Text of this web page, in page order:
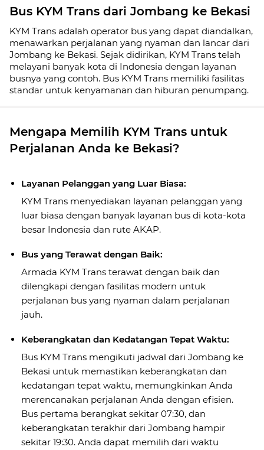
Bus KYM Trans dari Jombang ke Bekasi
KYM Trans adalah operator bus yang dapat diandalkan,
menawarkan perjalanan yang nyaman dan lancar dari
Jombang ke Bekasi. Sejak didirikan, KYM Trans telah
melayani banyak kota di Indonesia dengan layanan
busnya yang contoh. Bus KYM Trans memiliki fasilitas
standar untuk kenyamanan dan hiburan penumpang.
Mengapa Memilih KYM Trans untuk
Perjalanan Anda ke Bekasi?
Layanan Pelanggan yang Luar Biasa:
KYM Trans menyediakan layanan pelanggan yang
luar biasa dengan banyak layanan bus di kota-kota
besar Indonesia dan rute AKAP.
Bus yang Terawat dengan Baik:
Armada KYM Trans terawat dengan baik dan
dilengkapi dengan fasilitas modern untuk
perjalanan bus yang nyaman dalam perjalanan
jauh.
Keberangkatan dan Kedatangan Tepat Waktu:
Bus KYM Trans mengikuti jadwal dari Jombang ke
Bekasi untuk memastikan keberangkatan dan
kedatangan tepat waktu, memungkinkan Anda
merencanakan perjalanan Anda dengan efisien.
Bus pertama berangkat sekitar 07:30, dan
keberangkatan terakhir dari Jombang hampir
sekitar 19:30. Anda dapat memilih dari waktu